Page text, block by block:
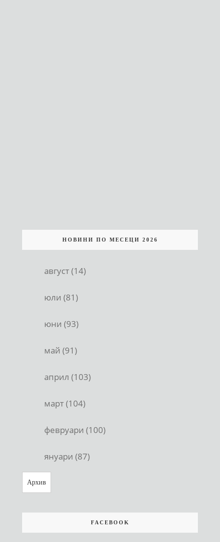
НОВИНИ ПО МЕСЕЦИ 2026
август (14)
юли (81)
юни (93)
май (91)
април (103)
март (104)
февруари (100)
януари (87)
Архив
FACEBOOK